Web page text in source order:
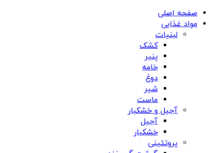
صفحه اصلی
مواد غذایی
لبنیات
کشک
پنیر
خامه
دوغ
شیر
ماست
آجیل و خشکبار
آجیل
خشکبار
پروتئینی